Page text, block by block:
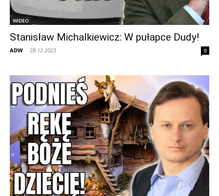
WIDEO
Stanisław Michalkiewicz: W pułapce Dudy!
ADW - 28.12.2023 0